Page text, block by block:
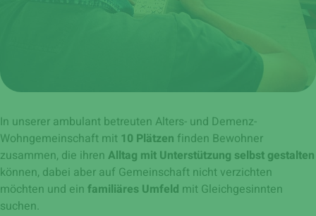
In unserer ambulant betreuten Alters- und Demenz-
Wohngemeinschaft mit 10 Plätzen finden Bewohner
zusammen, die ihren Alltag mit Unterstützung selbst gestalten
können, dabei aber auf Gemeinschaft nicht verzichten
möchten und ein familiäres Umfeld mit Gleichgesinnten
suchen.